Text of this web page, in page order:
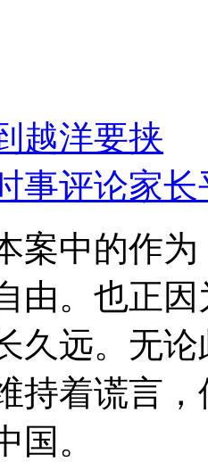
越洋要挟
评论家长
案中的作
由。也正
久远。无
持着谎言
国。